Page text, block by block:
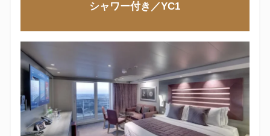
シャワー付き／YC1